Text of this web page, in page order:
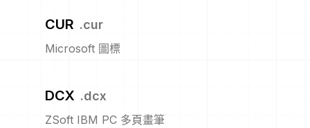
CUR .cur
Microsoft 圖標
DCX .dcx
ZSoft IBM PC 多頁畫筆